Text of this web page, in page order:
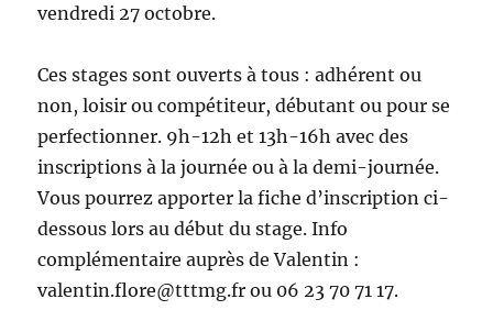
vendredi 27 octobre.
Ces stages sont ouverts à tous : adhérent ou
non, loisir ou compétiteur, débutant ou pour se
perfectionner. 9h-12h et 13h-16h avec des
inscriptions à la journée ou à la demi-journée.
Vous pourrez apporter la fiche d’inscription ci-
dessous lors au début du stage. Info
complémentaire auprès de Valentin :
valentin.flore@tttmg.fr ou 06 23 70 71 17.